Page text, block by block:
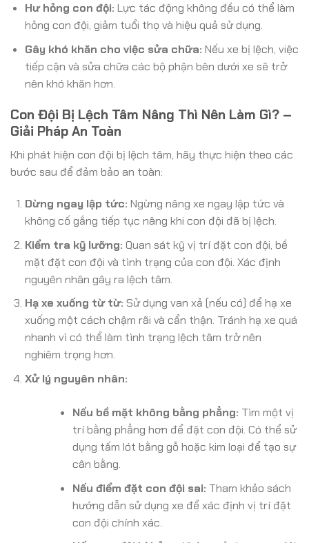
Hư hỏng con đội: Lực tác động không đều có thể làm
hỏng con đội, giảm tuổi thọ và hiệu quả sử dụng.
Gây khó khăn cho việc sửa chữa: Nếu xe bị lệch, việc
tiếp cận và sửa chữa các bộ phận bên dưới xe sẽ trở
nên khó khăn hơn.
Con Đội Bị Lệch Tâm Nâng Thì Nên Làm Gì? –
Giải Pháp An Toàn
Khi phát hiện con đội bị lệch tâm, hãy thực hiện theo các
bước sau để đảm bảo an toàn:
Dừng ngay lập tức: Ngừng nâng xe ngay lập tức và
không cố gắng tiếp tục nâng khi con đội đã bị lệch.
Kiểm tra kỹ lưỡng: Quan sát kỹ vị trí đặt con đội, bề
mặt đặt con đội và tình trạng của con đội. Xác định
nguyên nhân gây ra lệch tâm.
Hạ xe xuống từ từ: Sử dụng van xả (nếu có) để hạ xe
xuống một cách chậm rãi và cẩn thận. Tránh hạ xe quá
nhanh vì có thể làm tình trạng lệch tâm trở nên
nghiêm trọng hơn.
Xử lý nguyên nhân:
Nếu bề mặt không bằng phẳng: Tìm một vị
trí bằng phẳng hơn để đặt con đội. Có thể sử
dụng tấm lót bằng gỗ hoặc kim loại để tạo sự
cân bằng.
Nếu điểm đặt con đội sai: Tham khảo sách
hướng dẫn sử dụng xe để xác định vị trí đặt
con đội chính xác.